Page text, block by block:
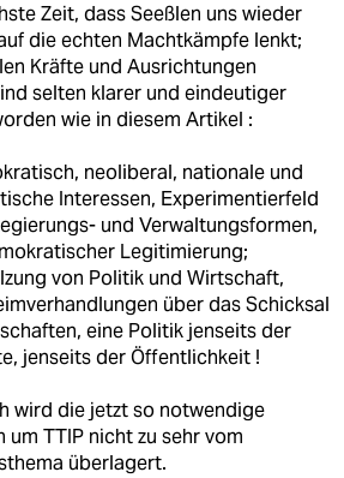
Zeit, dass Seeßlen uns wieder
die echten Machtkämpfe lenkt;
Kräfte und Ausrichtungen
selten klarer und eindeutiger
wie in diesem Artikel :
neoliberal, nationale und
Interessen, Experimentierfeld
und Verwaltungsformen,
Legitimierung;
von Politik und Wirtschaft,
über das Schicksal
eine Politik jenseits der
jenseits der Öffentlichkeit !
wird die jetzt so notwendige
um TTIP nicht zu sehr vom
überlagert.